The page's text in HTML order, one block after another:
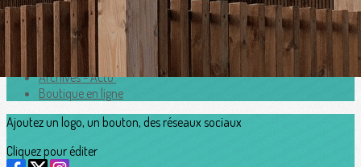
Horaires
Adhesion2026_2027
Accès au Dojo
Contacts
Archives - Actu'
Boutique en ligne
Ajoutez un logo, un bouton, des réseaux sociaux
Cliquez pour éditer